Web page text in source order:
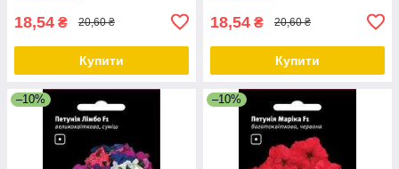
18,54 ₴ 20,60 ₴
Купити
18,54 ₴ 20,60 ₴
Купити
–10% –10%